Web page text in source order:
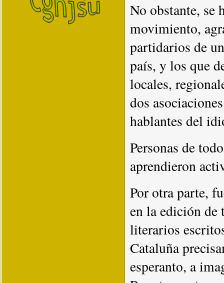
No obstante, se
movimiento,
partidarios de
país, y los que
locales,
dos
hablantes del
Personas de
aprendieron
Por otra parte,
en la edición de
literarios
Cataluña
esperanto, a